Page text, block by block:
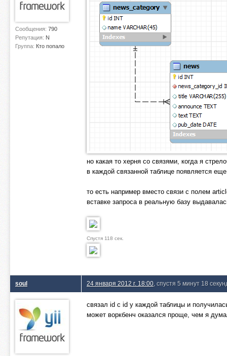
Сообщения: 790
Репутация: N
Группа: Кто попало
но какая то херня со связями, когда я
в каждой связанной таблице появляется
то есть например вместо связи с полем
вставке запроса в реальную базу
Спустя 118 сек.
soul 24 января 2012 г. 18:00 , спустя 5 минут 18
связал id с id у каждой таблицы и
может воркбенч оказался проще, чем я